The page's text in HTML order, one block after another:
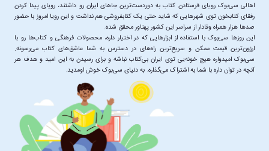
اهالی سی‌بوک رویای فرستادن کتاب به دوردست‌ترین جاهای ایران رو داشتند، رویای پیدا کردن
رفقای کتابخون توی شهرهایی که شاید حتی یک کتابفروشی هم نداشت و این رویا امروز با حضور
این ‌روزها سی‌بوک با استفاده از ابزارهایی که در اختیار داره، محصولات فرهنگی و کتاب‌ها رو با
ارزون‌ترین قیمت ممکن و سریع‌ترین راه‌های در دسترس به شما عاشق‌های کتاب می‌رسونه.
سی‌بوک امیدواره هیچ خونه‌یی توی ایران بی‌کتاب نباشه و برای رسیدن به این امید و هدف هر
آنچه در توان داره با شما به اشتراک می‌گذاره. به دنیای سی‌بوک خوش اومدید.